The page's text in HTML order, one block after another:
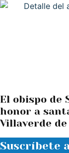
El obispo de
honor a
Villaverde
Suscríbete